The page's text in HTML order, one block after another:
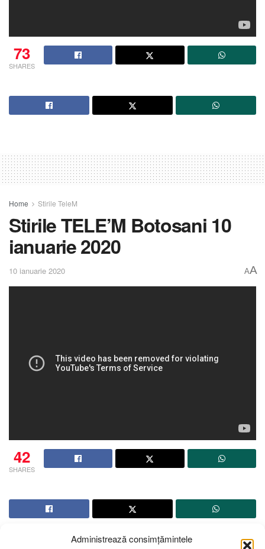
Administrează consimțămintele
73
SHARES
Home Stirile TeleM
Stirile TELE’M Botosani 10
ianuarie 2020
10 ianuarie 2020 AA
42
SHARES